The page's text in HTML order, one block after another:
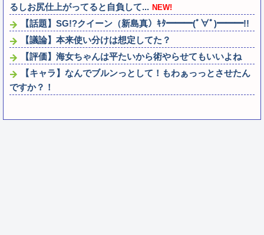
るしお尻仕上がってると自負して... NEW!
【話題】SG!?クイーン（新島真）ｷﾀ━━━(ﾟ∀ﾟ)━━━!!
【議論】本来使い分けは想定してた？
【評価】海女ちゃんは平たいから術やらせてもいいよね
【キャラ】なんでブルンっとして！もわぁっっとさせたん
ですか？！